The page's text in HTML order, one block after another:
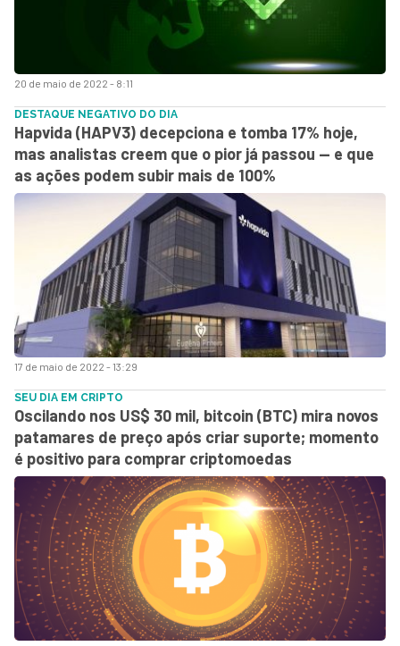
20 de maio de 2022 - 8:11
17 de maio de 2022 - 13:29
DESTAQUE NEGATIVO DO DIA
Hapvida (HAPV3) decepciona e tomba 17% hoje,
mas analistas creem que o pior já passou — e que
as ações podem subir mais de 100%
SEU DIA EM CRIPTO
Oscilando nos US$ 30 mil, bitcoin (BTC) mira novos
patamares de preço após criar suporte; momento
é positivo para comprar criptomoedas